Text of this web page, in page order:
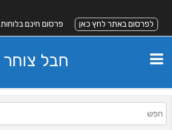
לפרסום באתר לחץ כאן
פרסום חינם בלוחות
חבל צוחר